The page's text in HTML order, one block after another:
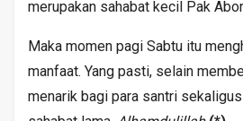
merupakan sahabat kecil Pak
Maka momen pagi Sabtu itu
manfaat. Yang pasti, selain
menarik bagi para santri